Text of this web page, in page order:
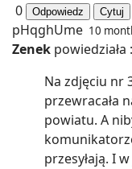
0 Odpowiedz Cytuj
pHqghUme 10
Zenek powiedziała :
Na zdjęciu nr
przewracała
powiatu. A
przesyłają. I